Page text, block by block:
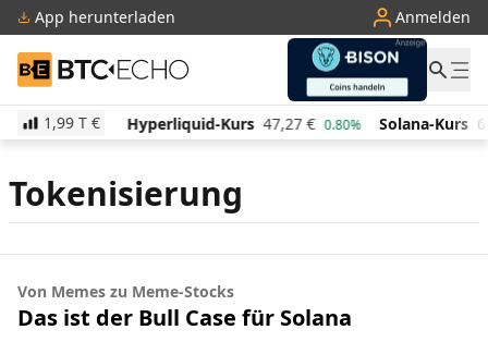
App herunterladen Anmelden
BTC-ECHO
1,99 T €
521,42 € 1.40% Hyperliquid-Kurs 47,27 € 0.80% Solana-Kurs
Tokenisierung
Von Memes zu Meme-Stocks
Das ist der Bull Case für Solana